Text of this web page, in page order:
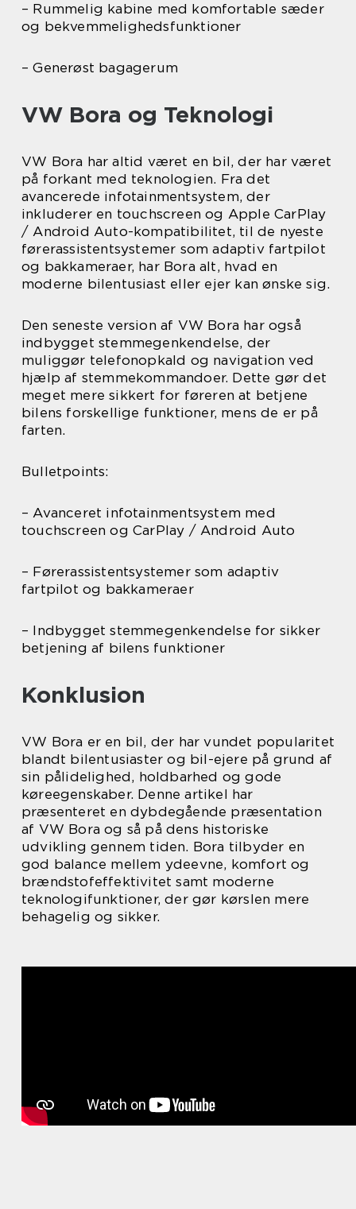
– Rummelig kabine med komfortable sæder
og bekvemmelighedsfunktioner
– Generøst bagagerum
VW Bora og Teknologi
VW Bora har altid været en bil, der har været
på forkant med teknologien. Fra det
avancerede infotainmentsystem, der
inkluderer en touchscreen og Apple CarPlay
/ Android Auto-kompatibilitet, til de nyeste
førerassistentsystemer som adaptiv fartpilot
og bakkameraer, har Bora alt, hvad en
moderne bilentusiast eller ejer kan ønske sig.
Den seneste version af VW Bora har også
indbygget stemmegenkendelse, der
muliggør telefonopkald og navigation ved
hjælp af stemmekommandoer. Dette gør det
meget mere sikkert for føreren at betjene
bilens forskellige funktioner, mens de er på
farten.
Bulletpoints:
– Avanceret infotainmentsystem med
touchscreen og CarPlay / Android Auto
– Førerassistentsystemer som adaptiv
fartpilot og bakkameraer
– Indbygget stemmegenkendelse for sikker
betjening af bilens funktioner
Konklusion
VW Bora er en bil, der har vundet popularitet
blandt bilentusiaster og bil-ejere på grund af
sin pålidelighed, holdbarhed og gode
køreegenskaber. Denne artikel har
præsenteret en dybdegående præsentation
af VW Bora og så på dens historiske
udvikling gennem tiden. Bora tilbyder en
god balance mellem ydeevne, komfort og
brændstofeffektivitet samt moderne
teknologifunktioner, der gør kørslen mere
behagelig og sikker.